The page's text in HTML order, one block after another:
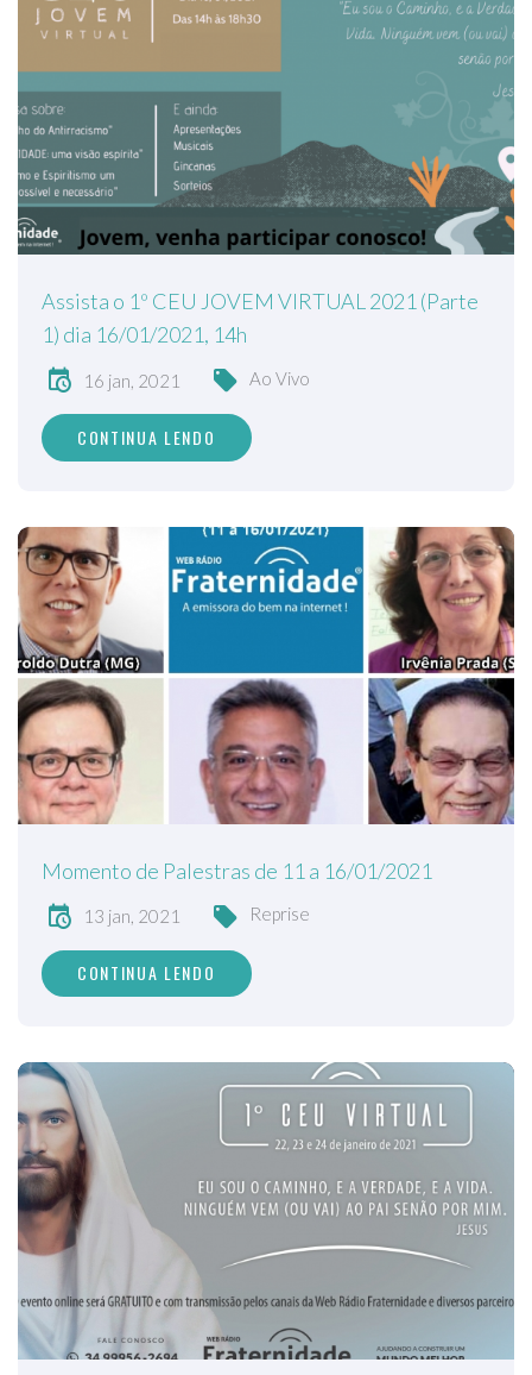
Assista o 1º CEU JOVEM VIRTUAL 2021 (Parte
1) dia 16/01/2021, 14h
16 jan, 2021 Ao Vivo
CONTINUA LENDO
Momento de Palestras de 11 a 16/01/2021
13 jan, 2021 Reprise
CONTINUA LENDO